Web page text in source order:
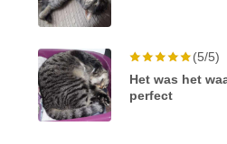
(5/5)
Het was het
perfect